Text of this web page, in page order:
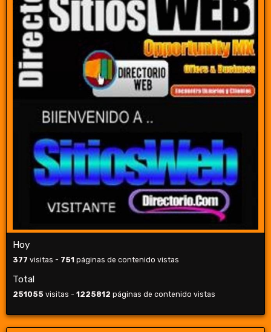
Hoy
377 visitas - 751 páginas de contenido vistas
Total
251055 visitas - 1225812 páginas de contenido vistas